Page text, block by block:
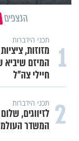
הנצפים
1 תכני הידברות
מזוזות,
המיזם שיביא
חיילי צה"ל
2 תכני הידברות
לזיווגים,
המשדר